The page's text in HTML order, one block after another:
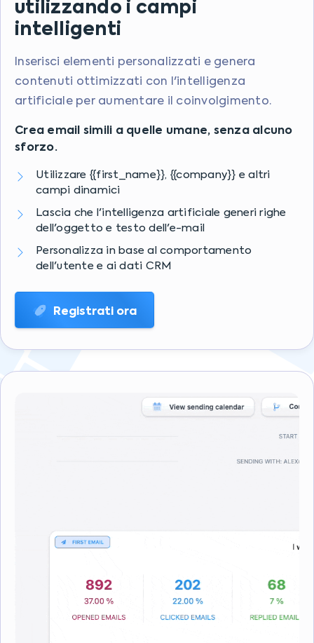
utilizzando i campi
intelligenti
Inserisci elementi personalizzati e genera
contenuti ottimizzati con l'intelligenza
artificiale per aumentare il coinvolgimento.
Crea email simili a quelle umane, senza alcuno
sforzo.
Utilizzare {{first_name}}, {{company}} e altri
campi dinamici
Lascia che l'intelligenza artificiale generi righe
dell'oggetto e testo dell'e-mail
Personalizza in base al comportamento
dell'utente e ai dati CRM
Registrati ora